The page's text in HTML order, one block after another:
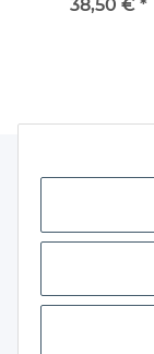
38,50 € *
Gesetzliche